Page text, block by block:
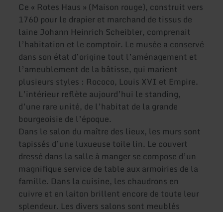
Ce « Rotes Haus » (Maison rouge), construit vers
1760 pour le drapier et marchand de tissus de
laine Johann Heinrich Scheibler, comprenait
l’habitation et le comptoir. Le musée a conservé
dans son état d’origine tout l’aménagement et
l’ameublement de la bâtisse, qui marient
plusieurs styles : Rococo, Louis XVI et Empire.
L’intérieur reflète aujourd’hui le standing,
d’une rare unité, de l’habitat de la grande
bourgeoisie de l’époque.
Dans le salon du maître des lieux, les murs sont
tapissés d’une luxueuse toile lin. Le couvert
dressé dans la salle à manger se compose d’un
magnifique service de table aux armoiries de la
famille. Dans la cuisine, les chaudrons en
cuivre et en laiton brillent encore de toute leur
splendeur. Les divers salons sont meublés